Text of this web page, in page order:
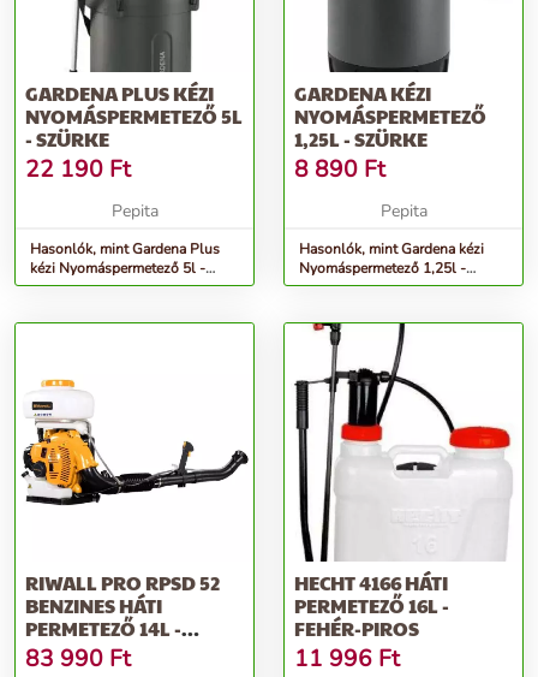
GARDENA PLUS KÉZI
NYOMÁSPERMETEZŐ 5L
- SZÜRKE
22 190 Ft
Pepita
Hasonlók, mint Gardena Plus
kézi Nyomáspermetező 5l -
szürke
GARDENA KÉZI
NYOMÁSPERMETEZŐ
1,25L - SZÜRKE
8 890 Ft
Pepita
Hasonlók, mint Gardena kézi
Nyomáspermetező 1,25l -
szürke
RIWALL PRO RPSD 52
BENZINES HÁTI
PERMETEZŐ 14L -
SÁRGA-FEKETE
83 990 Ft
HECHT 4166 HÁTI
PERMETEZŐ 16L -
FEHÉR-PIROS
11 996 Ft